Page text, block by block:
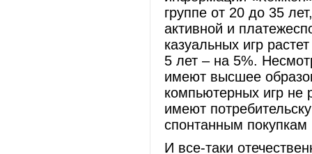
группе от 20 до 35
активной и
казуальных игр
5 лет – на 5%.
имеют высшее
компьютерных игр не
имеют
спонтанным
И все-таки